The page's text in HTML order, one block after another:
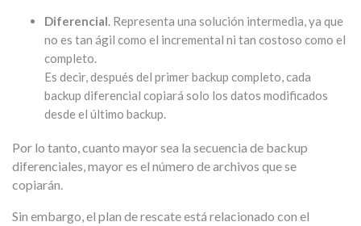
Diferencial. Representa una solución intermedia, ya que
no es tan ágil como el incremental ni tan costoso como el
completo.
Es decir, después del primer backup completo, cada
backup diferencial copiará solo los datos modificados
desde el último backup.
Por lo tanto, cuanto mayor sea la secuencia de backup
diferenciales, mayor es el número de archivos que se
copiarán.
Sin embargo, el plan de rescate está relacionado con el